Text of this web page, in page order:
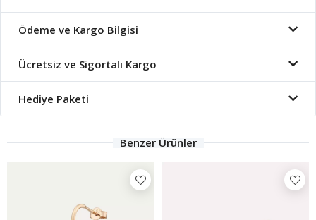
Ödeme ve Kargo Bilgisi
Ücretsiz ve Sigortalı Kargo
Hediye Paketi
Benzer Ürünler